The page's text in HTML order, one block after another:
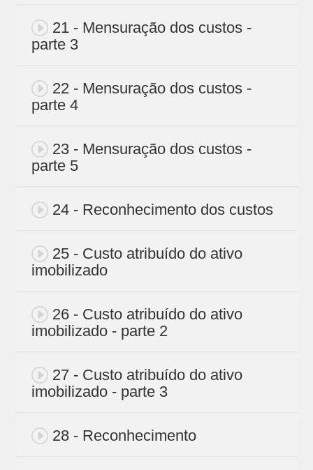
21 - Mensuração dos custos -
parte 3
22 - Mensuração dos custos -
parte 4
23 - Mensuração dos custos -
parte 5
24 - Reconhecimento dos custos
25 - Custo atribuído do ativo
imobilizado
26 - Custo atribuído do ativo
imobilizado - parte 2
27 - Custo atribuído do ativo
imobilizado - parte 3
28 - Reconhecimento